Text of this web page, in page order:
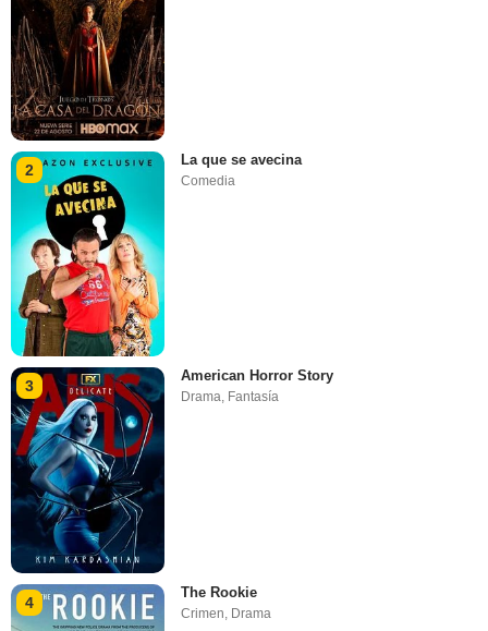
2
La que se avecina
Comedia
3
American Horror Story
Drama, Fantasía
4
The Rookie
Crimen Drama